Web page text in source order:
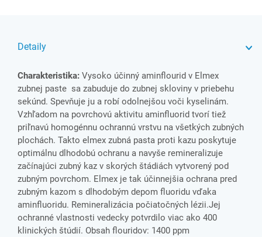
Detaily
Charakteristika: Vysoko účinný aminflourid v Elmex
zubnej paste sa zabuduje do zubnej skloviny v priebehu
sekúnd. Spevňuje ju a robí odolnejšou voči kyselinám.
Vzhľadom na povrchovú aktivitu aminfluorid tvorí tiež
priľnavú homogénnu ochrannú vrstvu na všetkých zubných
plochách. Takto elmex zubná pasta proti kazu poskytuje
optimálnu dlhodobú ochranu a navyše remineralizuje
začínajúci zubný kaz v skorých štádiách vytvorený pod
zubným povrchom. Elmex je tak účinnejšia ochrana pred
zubným kazom s dlhodobým depom fluoridu vďaka
aminfluoridu. Remineralizácia počiatočných lézii.Jej
ochranné vlastnosti vedecky potvrdilo viac ako 400
klinických štúdií. Obsah flouridov: 1400 ppm